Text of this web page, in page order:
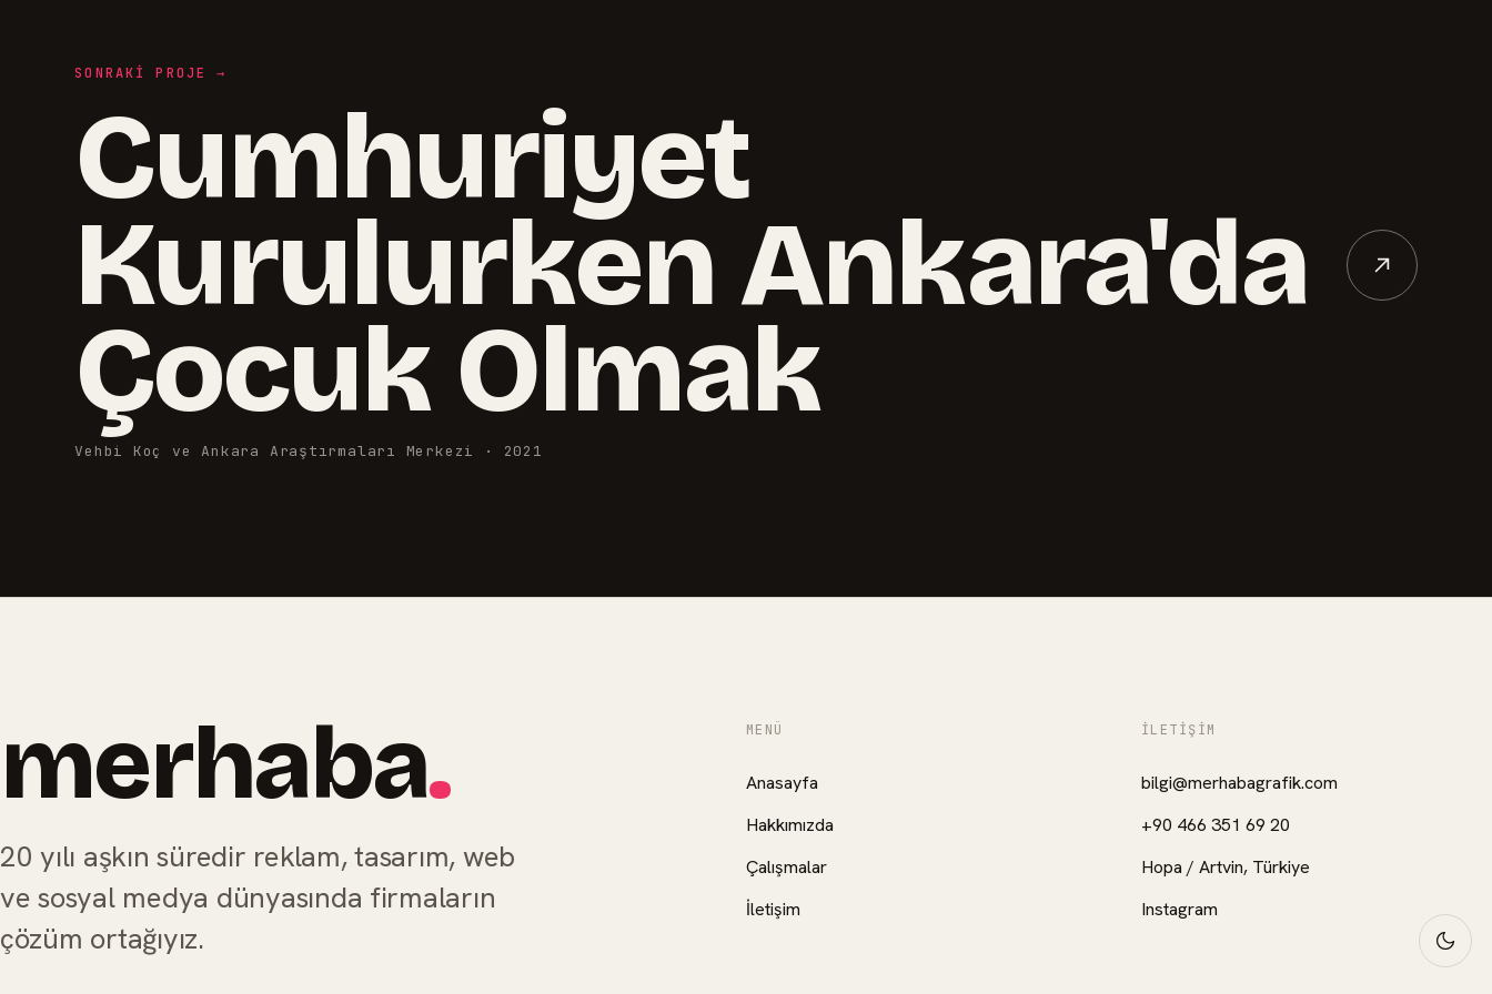
SONRAKI PROJE →
Cumhuriyet
Kurulurken Ankara'da
Çocuk Olmak
Vehbi Koç ve Ankara Araştırmaları Merkezi · 2021
merhaba.
20 yılı aşkın süredir reklam, tasarım, web
ve sosyal medya dünyasında firmaların
çözüm ortağıyız.
MENÜ
Anasayfa
Hakkımızda
Çalışmalar
İletişim
İLETIŞIM
bilgi@merhabagrafik.com
+90 466 351 69 20
Hopa / Artvin, Türkiye
Instagram